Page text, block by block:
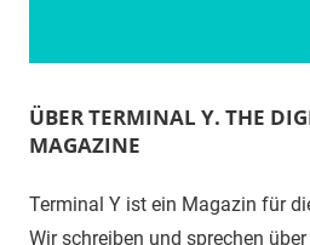
ÜBER TERMINAL Y. THE
MAGAZINE
Terminal Y ist ein Magazin für
Wir schreiben und sprechen